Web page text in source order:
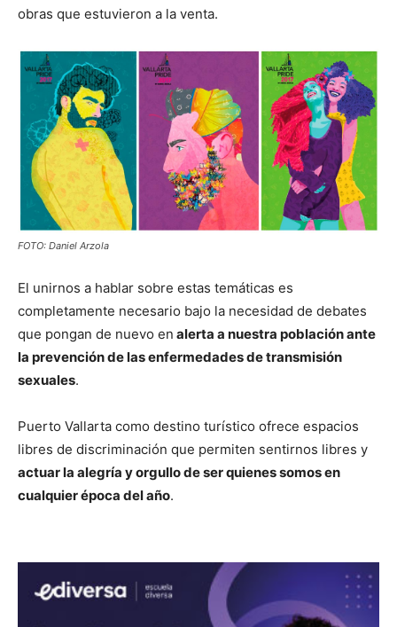
obras que estuvieron a la venta.
FOTO: Daniel Arzola
El unirnos a hablar sobre estas temáticas es
completamente necesario bajo la necesidad de debates
que pongan de nuevo en alerta a nuestra población ante
la prevención de las enfermedades de transmisión
sexuales.
Puerto Vallarta como destino turístico ofrece espacios
libres de discriminación que permiten sentirnos libres y
actuar la alegría y orgullo de ser quienes somos en
cualquier época del año.